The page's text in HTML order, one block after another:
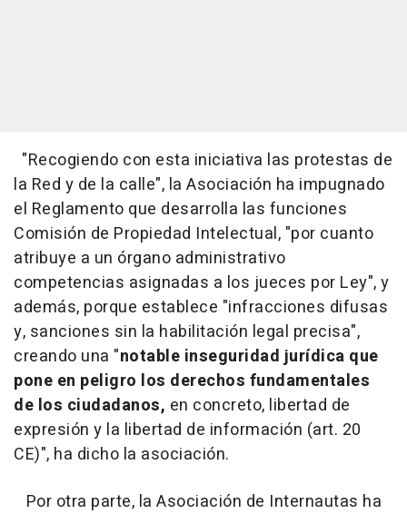
"Recogiendo con esta iniciativa las protestas de
la Red y de la calle", la Asociación ha impugnado
el Reglamento que desarrolla las funciones
Comisión de Propiedad Intelectual, "por cuanto
atribuye a un órgano administrativo
competencias asignadas a los jueces por Ley", y
además, porque establece "infracciones difusas
y, sanciones sin la habilitación legal precisa",
creando una "notable inseguridad jurídica que
pone en peligro los derechos fundamentales
de los ciudadanos, en concreto, libertad de
expresión y la libertad de información (art. 20
CE)", ha dicho la asociación.
Por otra parte, la Asociación de Internautas ha